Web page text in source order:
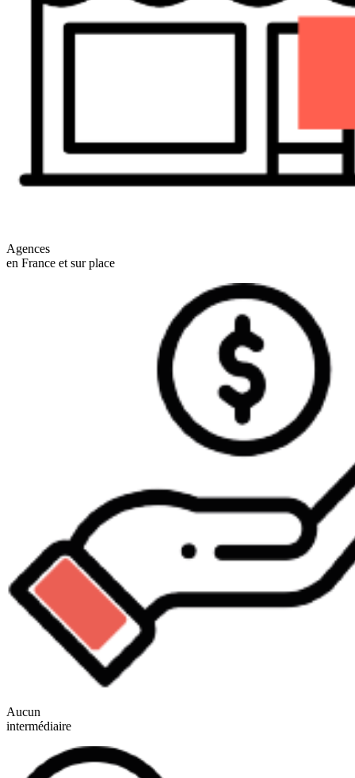
Agences
en France et sur place
Aucun
intermédiaire